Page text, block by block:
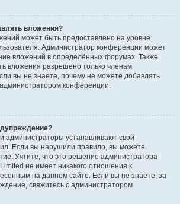
вложения?
может быть предоставлено на уровне
Администратор конференции может
вложений в определённых форумах. Также
вложения разрешено только членам
вы не знаете, почему не можете добавлять
конференции.
администраторы устанавливают свой
Если вы нарушили правило, вы можете
Учтите, что это решение администратора
не имеет никакого отношения к
на данном сайте. Если вы не знаете, за
свяжитесь с администратором